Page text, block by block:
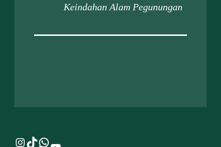
Keindahan Alam Pegunungan
Instagram
TikTok
WhatsApp